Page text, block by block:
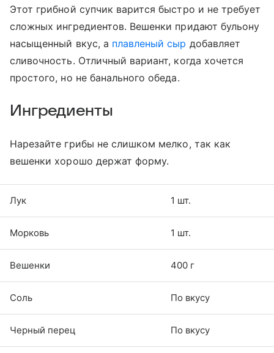
Этот грибной супчик варится быстро и не требует
сложных ингредиентов. Вешенки придают бульону
насыщенный вкус, а плавленый сыр добавляет
сливочность. Отличный вариант, когда хочется
простого, но не банального обеда.
Ингредиенты
Нарезайте грибы не слишком мелко, так как
вешенки хорошо держат форму.
Лук 1 шт.
Морковь 1 шт.
Вешенки 400 г
Соль По вкусу
Черный перец По вкусу